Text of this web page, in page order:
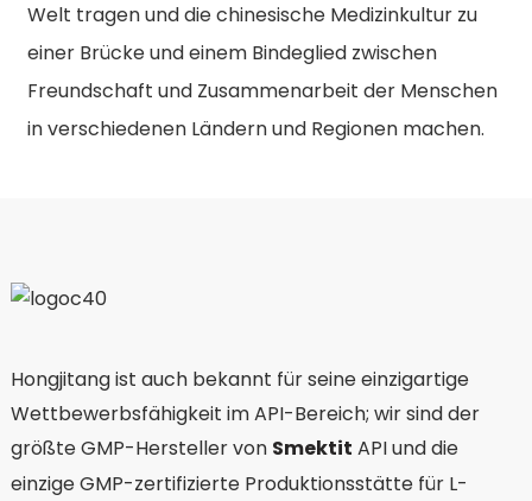
Welt tragen und die chinesische Medizinkultur zu
einer Brücke und einem Bindeglied zwischen
Freundschaft und Zusammenarbeit der Menschen
in verschiedenen Ländern und Regionen machen.
Hongjitang ist auch bekannt für seine einzigartige
Wettbewerbsfähigkeit im API-Bereich; wir sind der
größte GMP-Hersteller von Smektit API und die
einzige GMP-zertifizierte Produktionsstätte für L-